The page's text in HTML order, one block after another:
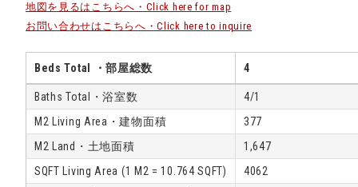
地図を見るはこちらへ・Click here for map
お問い合わせはこちらへ・Click here to inquire
Beds Total ・部屋総数 4
Baths Total・浴室数
4/1
M2 Living Area・建物面積
377
M2 Land・土地面積
1,647
SQFT Living Area (1 M2 = 10.764 SQFT)
4062